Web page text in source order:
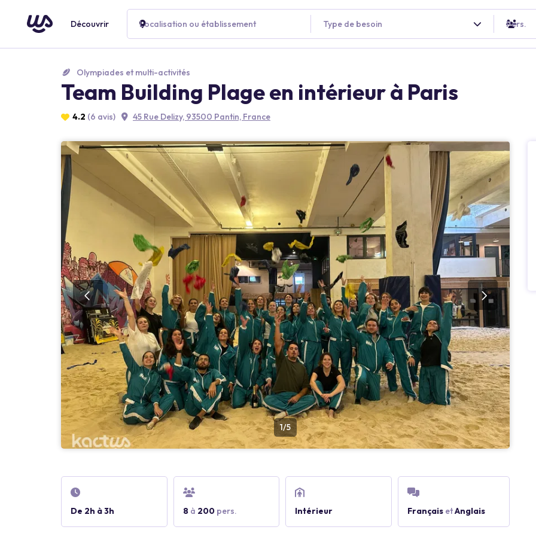
Découvrir Localisation ou établissement Type de besoin Pers.
Olympiades et multi-activités
Team Building Plage en intérieur à Paris
4.2 (6 avis) 45 Rue Delizy, 93500 Pantin, France
1/5
De 2h à 3h 8à 200pers. Intérieur FrançaisetAnglais